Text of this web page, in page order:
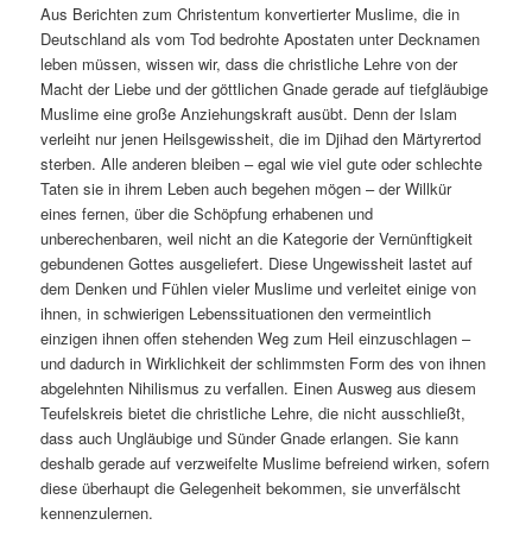
Aus Berichten zum Christentum konvertierter Muslime, die in
Deutschland als vom Tod bedrohte Apostaten unter Decknamen
leben müssen, wissen wir, dass die christliche Lehre von der
Macht der Liebe und der göttlichen Gnade gerade auf tiefgläubige
Muslime eine große Anziehungskraft ausübt. Denn der Islam
verleiht nur jenen Heilsgewissheit, die im Djihad den Märtyrertod
sterben. Alle anderen bleiben – egal wie viel gute oder schlechte
Taten sie in ihrem Leben auch begehen mögen – der Willkür
eines fernen, über die Schöpfung erhabenen und
unberechenbaren, weil nicht an die Kategorie der Vernünftigkeit
gebundenen Gottes ausgeliefert. Diese Ungewissheit lastet auf
dem Denken und Fühlen vieler Muslime und verleitet einige von
ihnen, in schwierigen Lebenssituationen den vermeintlich
einzigen ihnen offen stehenden Weg zum Heil einzuschlagen –
und dadurch in Wirklichkeit der schlimmsten Form des von ihnen
abgelehnten Nihilismus zu verfallen. Einen Ausweg aus diesem
Teufelskreis bietet die christliche Lehre, die nicht ausschließt,
dass auch Ungläubige und Sünder Gnade erlangen. Sie kann
deshalb gerade auf verzweifelte Muslime befreiend wirken, sofern
diese überhaupt die Gelegenheit bekommen, sie unverfälscht
kennenzulernen.